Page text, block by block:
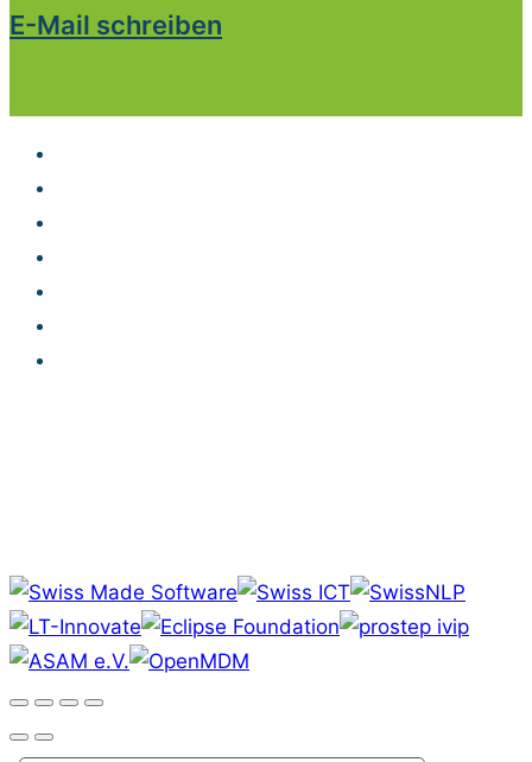
E-Mail schreiben